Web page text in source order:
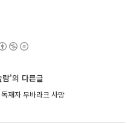
'의 다른글
재자 무바라크 사망